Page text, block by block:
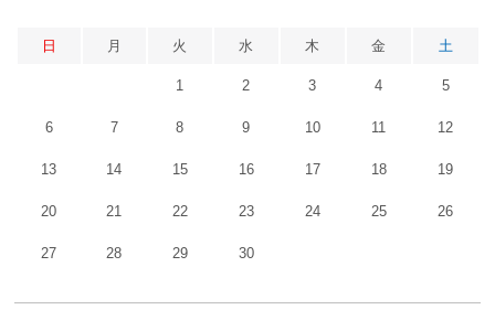
日 月 火 水 木 金 土
1 2 3 4 5
6 7 8 9 10 11 12
13 14 15 16 17 18 19
20 21 22 23 24 25 26
27 28 29 30